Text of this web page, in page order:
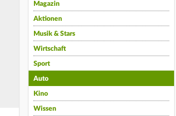
Magazin
Aktionen
Musik & Stars
Wirtschaft
Sport
Auto
Kino
Wissen